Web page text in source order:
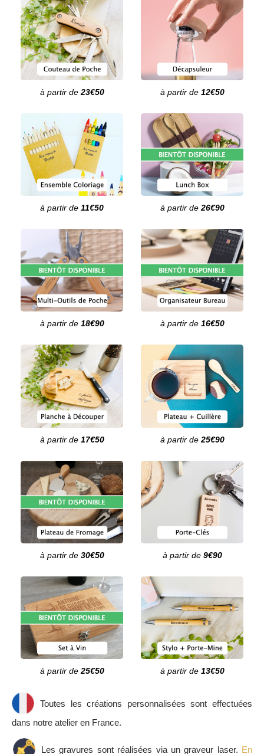
à partir de 23€50 à partir de 12€50
à partir de 11€50 à partir de 26€90
à partir de 18€90 à partir de 16€50
à partir de 17€50 à partir de 25€90
à partir de 30€50 à partir de 9€90
à partir de25€50 à partir de 13€50
Toutes les créations personnalisées sont effectuées
dans notre atelier en France.
Les gravures sont réalisées via un graveur laser. En